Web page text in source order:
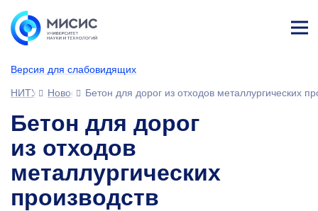
Версия для слабовидящих
ине
НИТУ МИСИС
НовостиБетон для дорог из отходов металлургических
Бетон для дорог
из отходов
металлургических
производств